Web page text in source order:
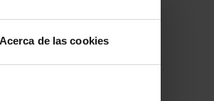
Acerca de las cookies
una
en el